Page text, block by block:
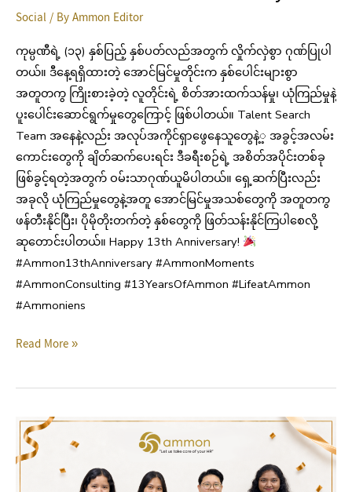
Social/ ByAmmon Editor
ကုမ္ပဏီရဲ့ (၁၃) နှစ်ပြည့် နှစ်ပတ်လည်အတွက် လှိုက်လှဲစွာ ဂုဏ်ပြုပါ
တယ်။ ဒီနေ့ရရှိထားတဲ့ အောင်မြင်မှုတိုင်းက နှစ်ပေါင်းများစွာ
အတူတကွ ကြိုးစားခဲ့တဲ့ လူတိုင်းရဲ့ စိတ်အားထက်သန်မှု၊ ယုံကြည်မှုနဲ့
ပူးပေါင်းဆောင်ရွက်မှုတွေကြောင့် ဖြစ်ပါတယ်။ Talent Search
Team အနေနဲ့လည်း အလုပ်အကိုင်ရှာဖွေနေသူတွေနဲ့့ အခွင့်အလမ်း
ကောင်းတွေကို ချိတ်ဆက်ပေးရင်း ဒီခရီးစဉ်ရဲ့ အစိတ်အပိုင်းတစ်ခု
ဖြစ်ခွင့်ရတဲ့အတွက် ဝမ်းသာဂုဏ်ယူမိပါတယ်။ ရှေ့ဆက်ပြီးလည်း
အခုလို ယုံကြည်မှုတွေနဲ့အတူ အောင်မြင်မှုအသစ်တွေကို အတူတကွ
ဖန်တီးနိုင်ပြီး၊ ပိုမိုတိုးတက်တဲ့ နှစ်တွေကို ဖြတ်သန်းနိုင်ကြပါစေလို့
ဆုတောင်းပါတယ်။ Happy 13th Anniversary!
#Ammon13thAnniversary #AmmonMoments
#AmmonConsulting #13YearsOfAmmon #LifeatAmmon
#Ammoniens
Read More »
Ammon
13th
Year